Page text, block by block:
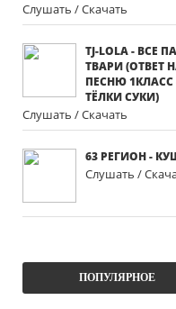
Слушать / Скачать
TJ-LOLA - ВСЕ
ТВАРИ (ОТВЕТ
ПЕСНЮ 1КЛАСС
ТЁЛКИ СУКИ)
Слушать / Скачать
63 РЕГИОН -
Слушать /
ПОПУЛЯРНОЕ